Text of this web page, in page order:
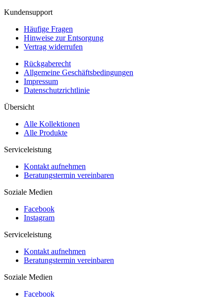
Kundensupport
Häufige Fragen
Hinweise zur Entsorgung
Vertrag widerrufen
Rückgaberecht
Allgemeine Geschäftsbedingungen
Impressum
Datenschutzrichtlinie
Übersicht
Alle Kollektionen
Alle Produkte
Serviceleistung
Kontakt aufnehmen
Beratungstermin vereinbaren
Soziale Medien
Facebook
Instagram
Serviceleistung
Kontakt aufnehmen
Beratungstermin vereinbaren
Soziale Medien
Facebook